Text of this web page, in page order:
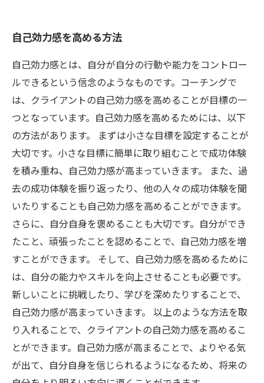
自己効力感を高める方法
自己効力感とは、自分が自分の行動や能力をコントロー
ルできるという信念のようなものです。コーチングで
は、クライアントの自己効力感を高めることが目標の一
つとなっています。自己効力感を高めるためには、以下
の方法があります。 まずは小さな目標を設定することが
大切です。小さな目標に簡単に取り組むことで成功体験
を積み重ね、自己効力感が高まっていきます。 また、過
去の成功体験を振り返ったり、他の人々の成功体験を聞
いたりすることも自己効力感を高めることができます。
さらに、自分自身を褒めることも大切です。自分ができ
たこと、頑張ったことを認めることで、自己効力感を増
すことができます。 そして、自己効力感を高めるために
は、自分の能力やスキルを向上させることも必要です。
新しいことに挑戦したり、学びを深めたりすることで、
自己効力感が高まっていきます。 以上のような方法を取
り入れることで、クライアントの自己効力感を高めるこ
とができます。自己効力感が高まることで、よりやる気
が出て、自分自身を信じられるようになるため、将来の